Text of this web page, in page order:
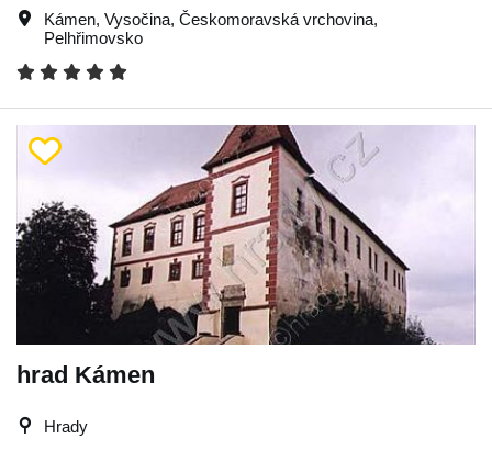
Kámen, Vysočina, Českomoravská vrchovina,
Pelhřimovsko
hrad Kámen
Hrady